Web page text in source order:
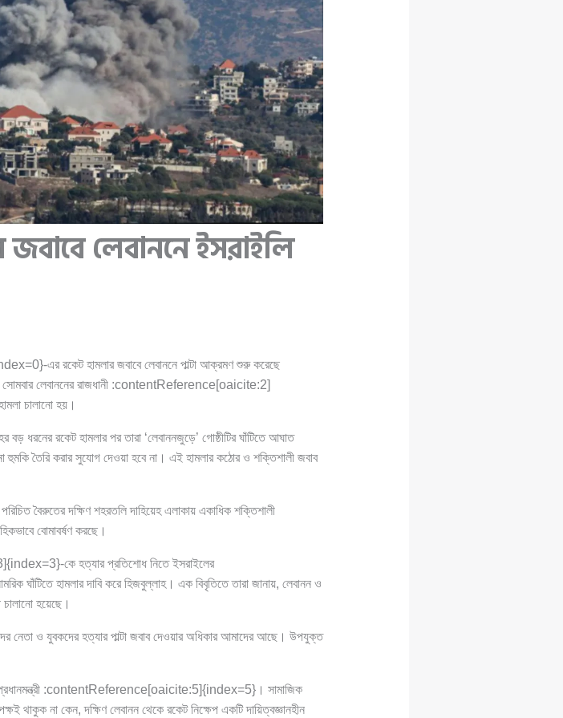
লেবাননে ইসরাইলি
এর রকেট হামলার জবাবে লেবাননে পাল্টা আক্রমণ শুরু করেছে
লেবাননের রাজধানী :contentReference[oaicite:2]
চালানো হয়।
ধরনের রকেট হামলার পর তারা ‘লেবাননজুড়ে’ গোষ্ঠীটির ঘাঁটিতে আঘাত
হুমকি তৈরি করার সুযোগ দেওয়া হবে না। এই হামলার কঠোর ও শক্তিশালী জবাব
বৈরুতের দক্ষিণ শহরতলি দাহিয়েহ এলাকায় একাধিক শক্তিশালী
বোমাবর্ষণ করছে।
কে হত্যার প্রতিশোধ নিতে ইসরাইলের
হামলার দাবি করে হিজবুল্লাহ। এক বিবৃতিতে তারা জানায়, লেবানন ও
হয়েছে।
নেতা ও যুবকদের হত্যার পাল্টা জবাব দেওয়ার অধিকার আমাদের আছে। উপযুক্ত
প্রধানমন্ত্রী :contentReference[oaicite:5]{index=5}। সামাজিক
থাকুক না কেন, দক্ষিণ লেবানন থেকে রকেট নিক্ষেপ একটি দায়িত্বজ্ঞানহীন